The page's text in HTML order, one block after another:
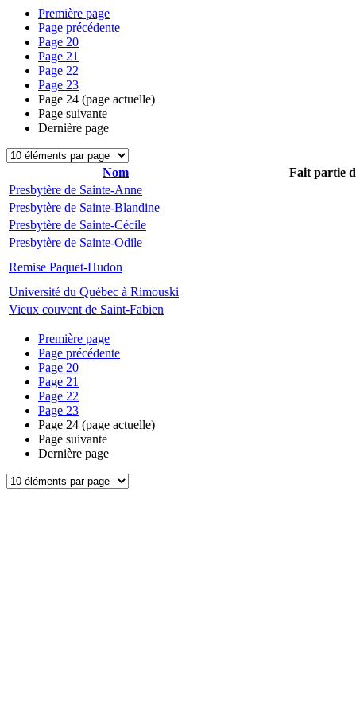
Première page
Page précédente
Page 20
Page 21
Page 22
Page 23
Page 24 (page actuelle)
Page suivante
Dernière page
Nom
Fait partie
Presbytère de Sainte-Anne
Presbytère de Sainte-Blandine
Presbytère de Sainte-Cécile
Presbytère de Sainte-Odile
Remise Paquet-Hudon
Université du Québec à Rimouski
Vieux couvent de Saint-Fabien
Première page
Page précédente
Page 20
Page 21
Page 22
Page 23
Page 24 (page actuelle)
Page suivante
Dernière page